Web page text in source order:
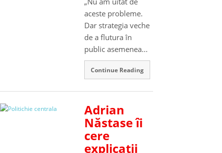
aceste probleme.
Dar strategia veche
de a flutura în
public asemenea...
Continue Reading
Adrian
Năstase îi
cere
explicaţii